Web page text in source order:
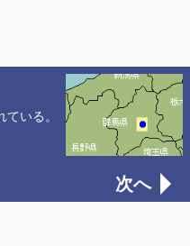
いる。
次へ